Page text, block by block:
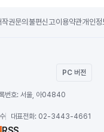
작권문의 불편신고이용약관개인정
PC 버전
번호: 서울, 아04840
대표전화: 02-3443-4661